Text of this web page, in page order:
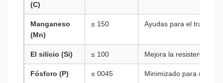
(C)
Manganeso
(Mn)
≤ 150 Ayudas para el trabajo
El silicio (Si) ≤ 100 Mejora la resistencia a
Fósforo (P) ≤ 0045 Minimizado para